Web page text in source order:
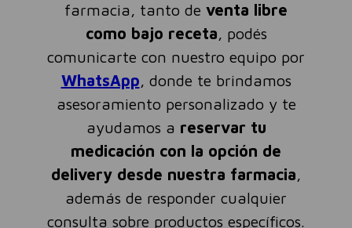
farmacia, tanto de venta libre
como bajo receta, podés
comunicarte con nuestro equipo por
WhatsApp, donde te brindamos
asesoramiento personalizado y te
ayudamos a reservar tu
medicación con la opción de
delivery desde nuestra farmacia,
además de responder cualquier
consulta sobre productos específicos.